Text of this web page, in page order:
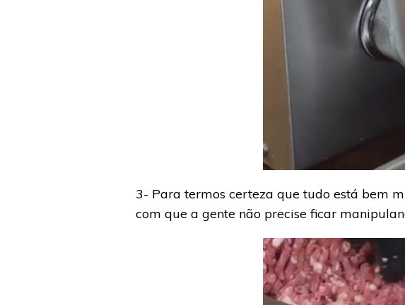
3- Para termos certeza que tudo está bem
com que a gente não precise ficar